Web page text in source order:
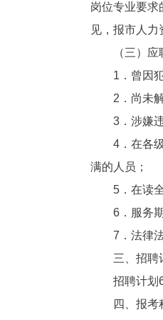
岗位专业要求
见，报市人力
（三）
1．曾因
2．尚未
3．涉嫌
4．在各
满的人员；
5．在读
6．服务
7．法律
三、招聘
招聘计划
四、报考